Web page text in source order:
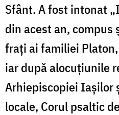
Sfânt. A fost intonat
din acest an,
frați ai familiei
iar după alocuțiunile
Arhiepiscopiei Iașilor
locale, Corul psaltic